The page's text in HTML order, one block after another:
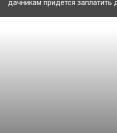
дачникам придётся заплатить